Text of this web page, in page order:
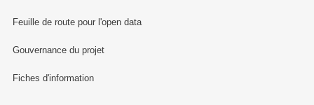
Feuille de route pour l'open data
Gouvernance du projet
Fiches d'information